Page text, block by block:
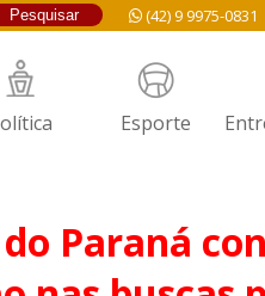
(42) 9 9975-0831
Esporte
Paraná